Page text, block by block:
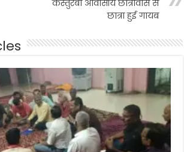
कस्तुरबा आवासीय छात्रावास से
छात्रा हुई गायब